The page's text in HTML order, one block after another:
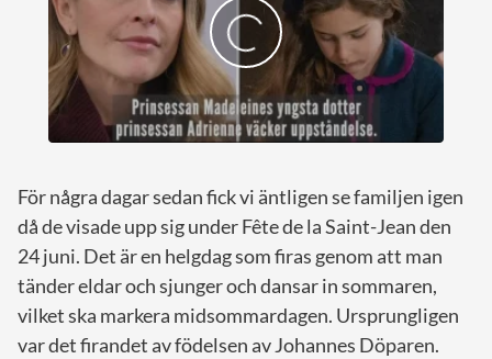
För några dagar sedan fick vi äntligen se familjen igen
då de visade upp sig under Fête de la Saint-Jean den
24 juni. Det är en helgdag som firas genom att man
tänder eldar och sjunger och dansar in sommaren,
vilket ska markera midsommardagen. Ursprungligen
var det firandet av födelsen av Johannes Döparen.